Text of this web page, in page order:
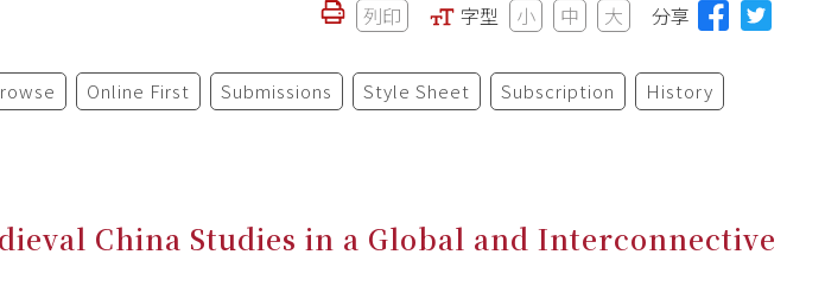
列印 字型 小 中 大 分享
Online First Submissions Style Sheet Subscription History
China Studies in a Global and Interconnective